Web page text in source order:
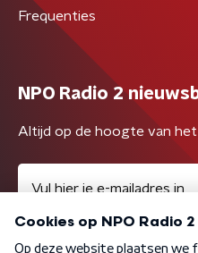
Frequenties
NPO Radio 2
Altijd op de hoogte van